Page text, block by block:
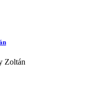
Zoltán